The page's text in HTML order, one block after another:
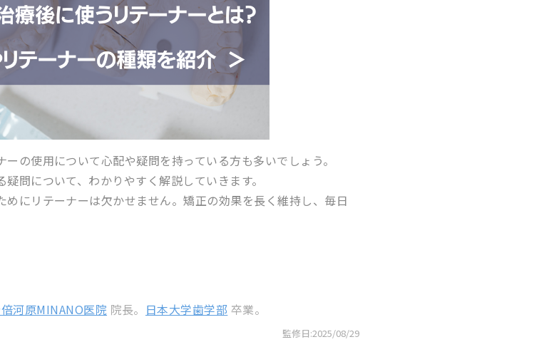
の使用について心配や疑問を持っている方も多いでしょう。
問について、わかりやすく解説していきます。
にリテーナーは欠かせません。矯正の効果を長く維持し、毎日
河原MINANO医院 院長。 日本大学歯学部 卒業。
監修日:2025/08/29